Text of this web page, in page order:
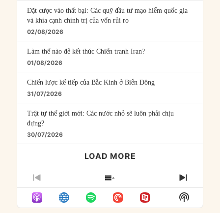
Đặt cược vào thất bại: Các quỹ đầu tư mạo hiểm quốc gia
và khía cạnh chính trị của vốn rủi ro
02/08/2026
Làm thế nào để kết thúc Chiến tranh Iran?
01/08/2026
Chiến lược kế tiếp của Bắc Kinh ở Biển Đông
31/07/2026
Trật tự thế giới mới: Các nước nhỏ sẽ luôn phải chịu
đựng?
30/07/2026
LOAD MORE
PREVIOUS
EPISODE
SHOW
EPISODES
LIST
NEXT
Show
Podcast